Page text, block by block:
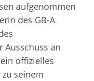
aufgenommen
des GB-A
Ausschuss an
offizielles
seinem